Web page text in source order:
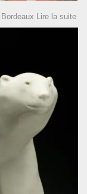
Lire la suite